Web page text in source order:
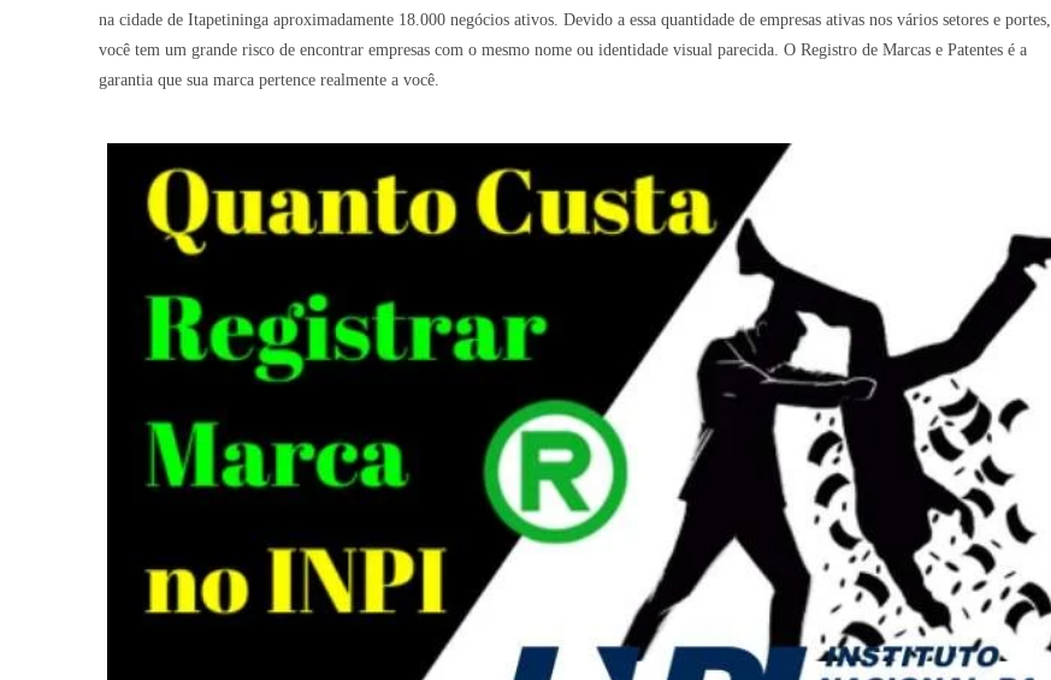
na cidade de Itapetininga aproximadamente 18.000 negócios ativos. Devido a essa quantidade de empresas ativas nos vários setores e portes,
você tem um grande risco de encontrar empresas com o mesmo nome ou identidade visual parecida. O Registro de Marcas e Patentes é a
garantia que sua marca pertence realmente a você.